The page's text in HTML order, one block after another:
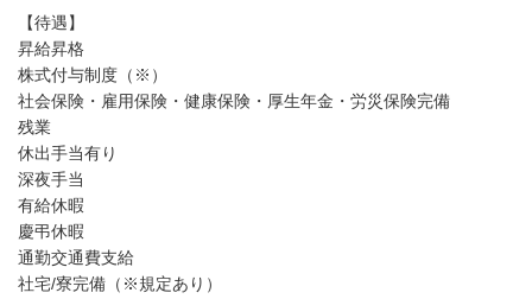
【待遇】
昇給昇格
株式付与制度（※）
社会保険・雇用保険・健康保険・厚生年金・労災保険完備
残業
休出手当有り
深夜手当
有給休暇
慶弔休暇
通勤交通費支給
社宅/寮完備（※規定あり）